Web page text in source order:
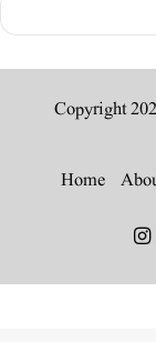
Home
Instagram